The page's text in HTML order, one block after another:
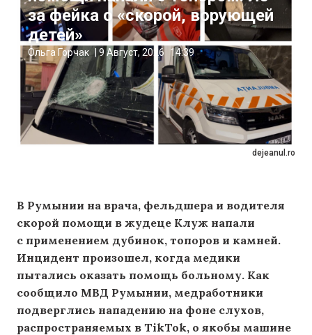
dejeanul.ro
за фейка о «скорой, ворующей
детей»
Ольга Горчак 9 Август, 2026 14:39
В Румынии на врача, фельдшера и водителя
скорой помощи в жудеце Клуж напали
с применением дубинок, топоров и камней.
Инцидент произошел, когда медики
пытались оказать помощь больному. Как
сообщило МВД Румынии, медработники
подверглись нападению на фоне слухов,
распространяемых в TikTok, о якобы машине